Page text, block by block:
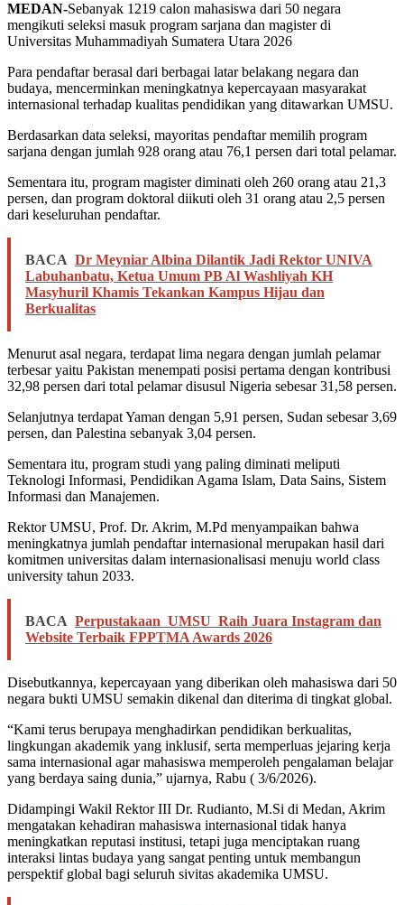
MEDAN-Sebanyak 1219 calon mahasiswa dari 50 negara
mengikuti seleksi masuk program sarjana dan magister di
Universitas Muhammadiyah Sumatera Utara 2026
Para pendaftar berasal dari berbagai latar belakang negara dan
budaya, mencerminkan meningkatnya kepercayaan masyarakat
internasional terhadap kualitas pendidikan yang ditawarkan UMSU.
Berdasarkan data seleksi, mayoritas pendaftar memilih program
sarjana dengan jumlah 928 orang atau 76,1 persen dari total pelamar.
Sementara itu, program magister diminati oleh 260 orang atau 21,3
persen, dan program doktoral diikuti oleh 31 orang atau 2,5 persen
dari keseluruhan pendaftar.
BACA Dr Meyniar Albina Dilantik Jadi Rektor UNIVA
Labuhanbatu, Ketua Umum PB Al Washliyah KH
Masyhuril Khamis Tekankan Kampus Hijau dan
Berkualitas
Menurut asal negara, terdapat lima negara dengan jumlah pelamar
terbesar yaitu Pakistan menempati posisi pertama dengan kontribusi
32,98 persen dari total pelamar disusul Nigeria sebesar 31,58 persen.
Selanjutnya terdapat Yaman dengan 5,91 persen, Sudan sebesar 3,69
persen, dan Palestina sebanyak 3,04 persen.
Sementara itu, program studi yang paling diminati meliputi
Teknologi Informasi, Pendidikan Agama Islam, Data Sains, Sistem
Informasi dan Manajemen.
Rektor UMSU, Prof. Dr. Akrim, M.Pd menyampaikan bahwa
meningkatnya jumlah pendaftar internasional merupakan hasil dari
komitmen universitas dalam internasionalisasi menuju world class
university tahun 2033.
BACA Perpustakaan UMSU Raih Juara Instagram dan
Website Terbaik FPPTMA Awards 2026
Disebutkannya, kepercayaan yang diberikan oleh mahasiswa dari 50
negara bukti UMSU semakin dikenal dan diterima di tingkat global.
“Kami terus berupaya menghadirkan pendidikan berkualitas,
lingkungan akademik yang inklusif, serta memperluas jejaring kerja
sama internasional agar mahasiswa memperoleh pengalaman belajar
yang berdaya saing dunia,” ujarnya, Rabu ( 3/6/2026).
Didampingi Wakil Rektor III Dr. Rudianto, M.Si di Medan, Akrim
mengatakan kehadiran mahasiswa internasional tidak hanya
meningkatkan reputasi institusi, tetapi juga menciptakan ruang
interaksi lintas budaya yang sangat penting untuk membangun
perspektif global bagi seluruh sivitas akademika UMSU.